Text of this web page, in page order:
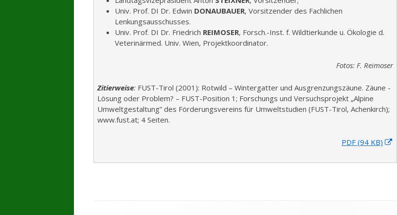
Univ. Prof. DI Dr. Edwin DONAUBAUER, Vorsitzender des Fachlichen
Lenkungsausschusses.
Univ. Prof. DI Dr. Friedrich REIMOSER, Forsch.-Inst. f. Wildtierkunde u. Ökologie d.
Veterinärmed. Univ. Wien, Projektkoordinator.
Fotos: F. Reimoser
Zitierweise: FUST-Tirol (2001): Rotwild – Wintergatter und Ausgrenzungszäune. Zäune -
Lösung oder Problem? – FUST-Position 1; Forschungs und Versuchsprojekt „Alpine
Umweltgestaltung” des Förderungsvereins für Umweltstudien (FUST-Tirol, Achenkirch);
www.fust.at; 4 Seiten.
PDF (94 KB)
n